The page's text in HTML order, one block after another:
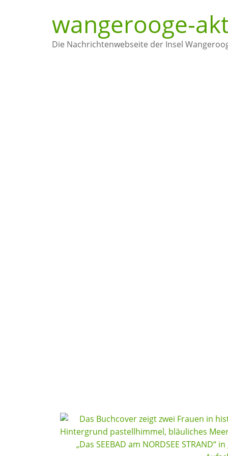
wangerooge-
Die Nachrichtenwebseite der Insel